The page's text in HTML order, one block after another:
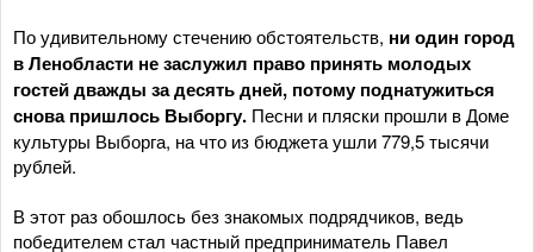
По удивительному стечению обстоятельств, ни один город
в Ленобласти не заслужил право принять молодых
гостей дважды за десять дней, потому поднатужиться
снова пришлось Выборгу. Песни и пляски прошли в Доме
культуры Выборга, на что из бюджета ушли 779,5 тысячи
рублей.
В этот раз обошлось без знакомых подрядчиков, ведь
победителем стал частный предприниматель Павел